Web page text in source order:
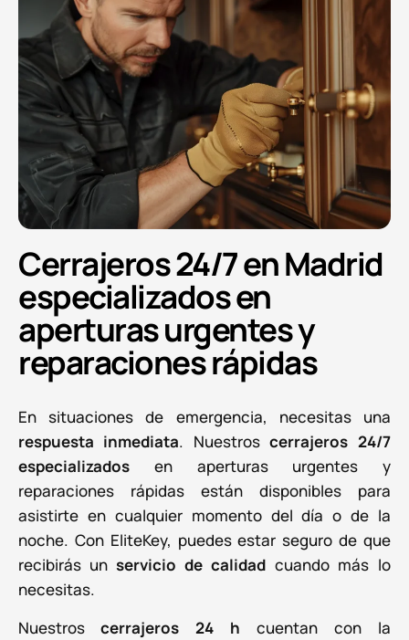
Cerrajeros 24/7 en Madrid
especializados en
aperturas urgentes y
reparaciones rápidas
En situaciones de emergencia, necesitas una
respuesta inmediata. Nuestros cerrajeros 24/7
especializados en aperturas urgentes y
reparaciones rápidas están disponibles para
asistirte en cualquier momento del día o de la
noche. Con EliteKey, puedes estar seguro de que
recibirás un servicio de calidad cuando más lo
necesitas.
Nuestros cerrajeros 24 h cuentan con la